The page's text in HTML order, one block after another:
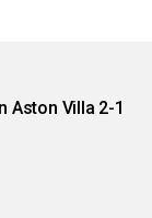
Aston Villa 2-1